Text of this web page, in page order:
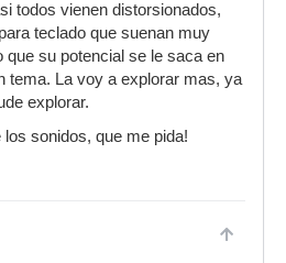
todos vienen distorsionados,
teclado que suenan muy
su potencial se le saca en
tema. La voy a explorar mas, ya
explorar.
sonidos, que me pida!